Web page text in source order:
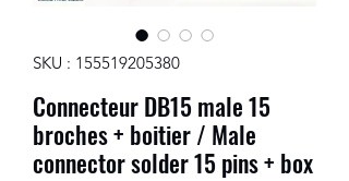
SKU : 155519205380
Connecteur DB15 male 15
broches + boitier / Male
connector solder 15 pins + box